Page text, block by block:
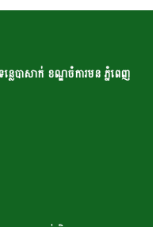
លេបាសាក់ ខណ្ឌចំការមន ភ្នំពេញ